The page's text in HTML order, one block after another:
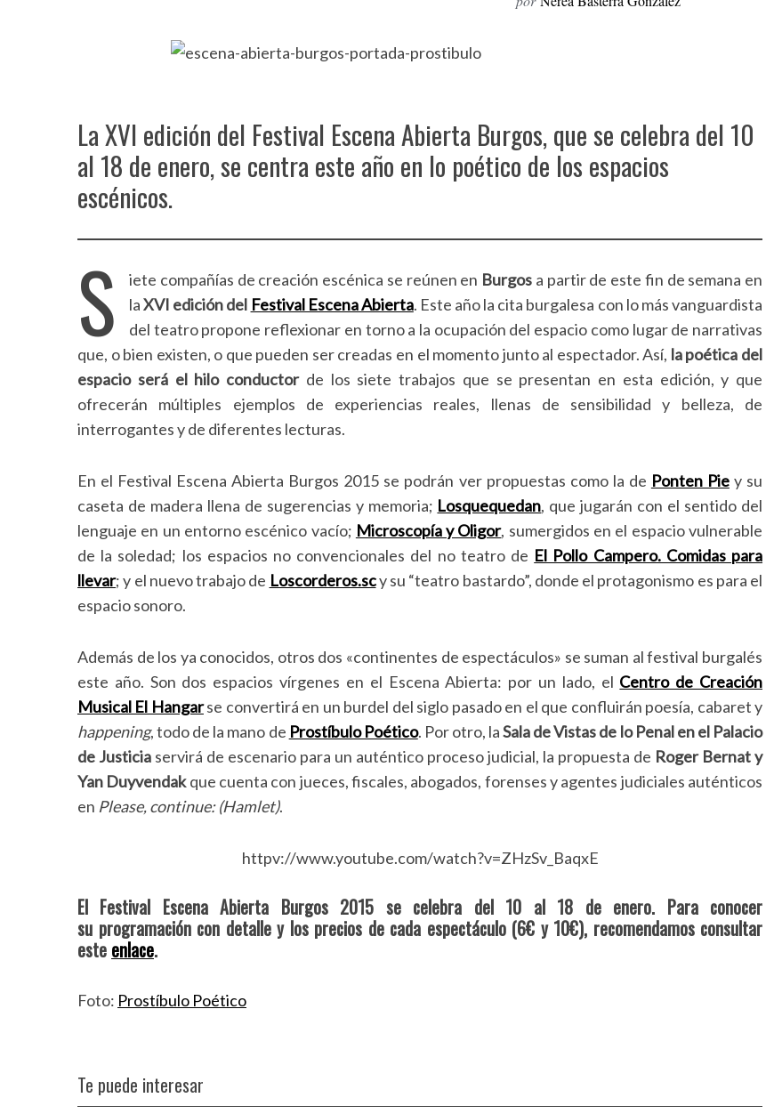
La XVI edición del Festival Escena Abierta Burgos, que se celebra del 10
al 18 de enero, se centra este año en lo poético de los espacios
escénicos.
S iete compañías de creación escénica se reúnen en Burgos a partir de este fin de semana en
laXVI edición del Festival Escena Abierta. Este año la cita burgalesa con lo más vanguardista
del teatro propone reflexionar en torno a la ocupación del espacio como lugar de narrativas
que, o bien existen, o que pueden ser creadas en el momento junto al espectador. Así, la poética del
espacio será el hilo conductorde los siete trabajos que se presentan en esta edición, y que
ofrecerán múltiples ejemplos de experiencias reales, llenas de sensibilidad y belleza, de
interrogantes y de diferentes lecturas.
En el Festival Escena Abierta Burgos 2015 se podrán ver propuestas como la de Ponten Piey su
caseta de madera llena de sugerencias y memoria; Losquequedan, que jugarán con el sentido del
lenguaje en un entorno escénico vacío; Microscopía y Oligor, sumergidos en el espacio vulnerable
de la soledad; los espacios no convencionales del no teatro de El Pollo Campero. Comidas para
llevar; y el nuevo trabajo de Loscorderos.scy su “teatro bastardo”, donde el protagonismo es para el
espacio sonoro.
Además de los ya conocidos, otros dos «continentes de espectáculos» se suman al festival burgalés
este año. Son dos espacios vírgenes en el Escena Abierta: por un lado, el Centro de Creación
Musical El Hangarse convertirá en un burdel del siglo pasado en el que confluirán poesía, cabaret y
happening, todo de la mano de Prostíbulo Poético. Por otro, laSala de Vistas de lo Penal en el Palacio
de Justicia servirá de escenario para un auténtico proceso judicial, la propuesta de Roger Bernat y
Yan Duyvendakque cuenta con jueces, fiscales, abogados, forenses y agentes judiciales auténticos
en Please, continue: (Hamlet).
httpv://www.youtube.com/watch?v=ZHzSv_BaqxE
El Festival Escena Abierta Burgos 2015 se celebra del 10 al 18 de enero. Para conocer
su programación con detalle y los precios de cada espectáculo (6€ y 10€), recomendamos consultar
este enlace.
Foto: Prostíbulo Poético
Te puede interesar
r